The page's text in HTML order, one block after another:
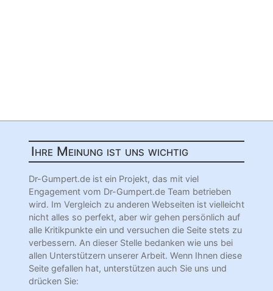
Ihre Meinung ist uns wichtig
Dr-Gumpert.de ist ein Projekt, das mit viel
Engagement vom Dr-Gumpert.de Team betrieben
wird. Im Vergleich zu anderen Webseiten ist vielleicht
nicht alles so perfekt, aber wir gehen persönlich auf
alle Kritikpunkte ein und versuchen die Seite stets zu
verbessern. An dieser Stelle bedanken wie uns bei
allen Unterstützern unserer Arbeit. Wenn Ihnen diese
Seite gefallen hat, unterstützen auch Sie uns und
drücken Sie: